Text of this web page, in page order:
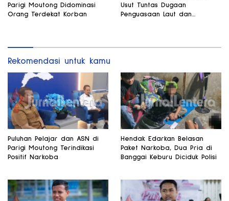
Parigi Moutong Didominasi
Orang Terdekat Korban
Usut Tuntas Dugaan
Penguasaan Laut dan
Rekomendasi untuk kamu
Puluhan Pelajar dan ASN di
Parigi Moutong Terindikasi
Positif Narkoba
Hendak Edarkan Belasan
Paket Narkoba, Dua Pria di
Banggai Keburu Diciduk Polisi